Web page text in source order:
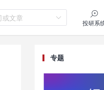
或文章
投研系
专题